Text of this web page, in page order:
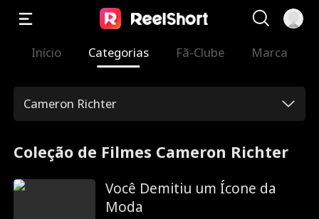
Início Categorias Fã-Clube Marca
Cameron Richter
Coleção de Filmes Cameron Richter
Você Demitiu um Ícone da
Moda